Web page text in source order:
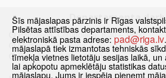
Departamenta
Pirmdiena, Ceturtdiena: 8.30 – 18.00
Otrdiena, Trešdiena: 8.30 – 17.00
Piektdiena: 8.30 – 15.00
Šīs mājaslapas pārzinis ir Rīgas
Pilsētas attīstības departaments,
elektroniskā pasta adrese: pad@riga.lv
mājaslapā tiek izmantotas tehniskās
tīmekļa vietnes lietotāju sesijas laikā,
lai apkopotu apmeklētāju statistikas
mājaslapu, Jums ir iespēja pieņemt